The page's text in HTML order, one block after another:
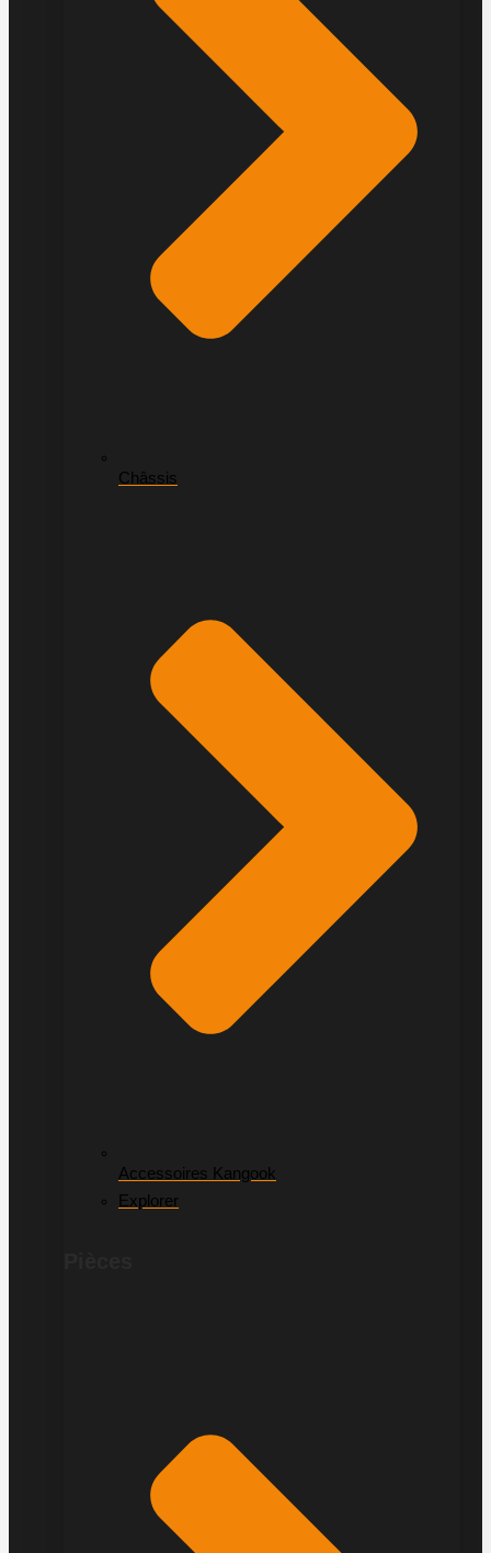
Châssis
Accessoires Kangook
Explorer